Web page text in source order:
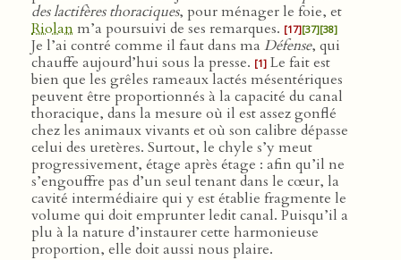
des lactifères thoraciques, pour ménager le foie, et
Riolanm’a poursuivi de ses remarques. [17][37][38]
Je l’ai contré comme il faut dans ma Défense, qui
chauffe aujourd’hui sous la presse. [1] Le fait est
bien que les grêles rameaux lactés mésentériques
peuvent être proportionnés à la capacité du canal
thoracique, dans la mesure où il est assez gonflé
chez les animaux vivants et où son calibre dépasse
celui des uretères. Surtout, le chyle s’y meut
progressivement, étage après étage : afin qu’il ne
s’engouffre pas d’un seul tenant dans le cœur, la
cavité intermédiaire qui y est établie fragmente le
volume qui doit emprunter ledit canal. Puisqu’il a
plu à la nature d’instaurer cette harmonieuse
proportion, elle doit aussi nous plaire.